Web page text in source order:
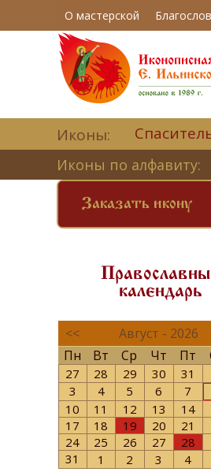
О мастерской
Иконы:
Иконы по алфавиту:
Заказать икону
календарь
<< Август - 2026
Пн
Вт Ср Чт Пт
27 28 29 30 31
3
4 5 6 7
10
11 12 13 14
17
18 19 20 21
24
25 26 27 28
31
1 2 3 4